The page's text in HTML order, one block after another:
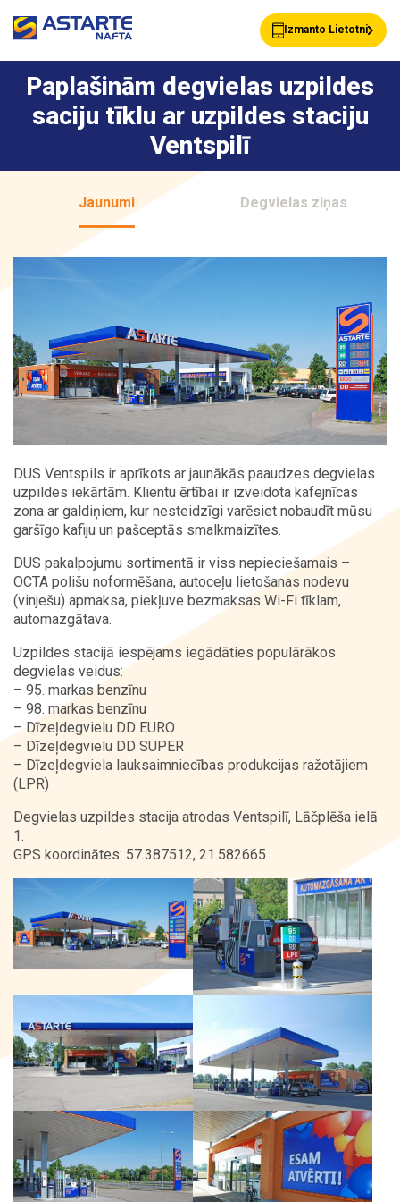
Izmanto Lietotni
Akcijas Jaunumi
Uzpildes stacijas Klientu Kartes
Pakalpojumi
Vairumtirdzniecība Par ASTARTE
Kontakti
Paplašinām degvielas uzpildes
saciju tīklu ar uzpildes staciju
Ventspilī
Jaunumi Degvielas ziņas
DUS Ventspils ir aprīkots ar jaunākās paaudzes degvielas
uzpildes iekārtām. Klientu ērtībai ir izveidota kafejnīcas
zona ar galdiņiem, kur nesteidzīgi varēsiet nobaudīt mūsu
garšīgo kafiju un pašceptās smalkmaizītes.
DUS pakalpojumu sortimentā ir viss nepieciešamais –
OCTA polišu noformēšana, autoceļu lietošanas nodevu
(vinješu) apmaksa, piekļuve bezmaksas Wi-Fi tīklam,
automazgātava.
Uzpildes stacijā iespējams iegādāties populārākos
degvielas veidus:
– 95. markas benzīnu
– 98. markas benzīnu
– Dīzeļdegvielu DD EURO
– Dīzeļdegvielu DD SUPER
– Dīzeļdegviela lauksaimniecības produkcijas ražotājiem
(LPR)
Degvielas uzpildes stacija atrodas Ventspilī, Lāčplēša ielā
1.
GPS koordinātes: 57.387512, 21.582665